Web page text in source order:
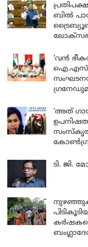
ബിൽ
‘വൻ
‘അത്
സംസ്കൃത
ടി. ജി.